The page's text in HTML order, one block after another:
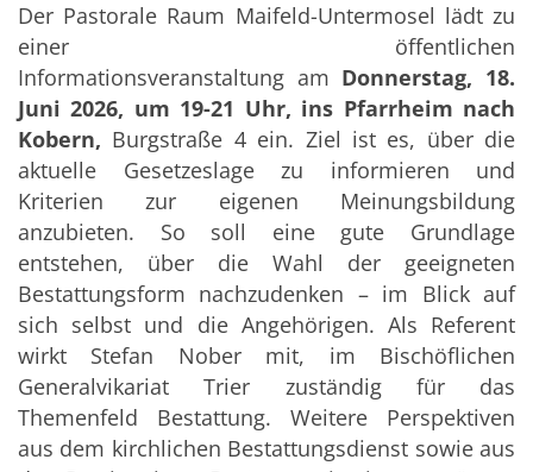
Der Pastorale Raum Maifeld-Untermosel lädt zu
einer öffentlichen
Informationsveranstaltung am Donnerstag, 18.
Juni 2026, um 19-21 Uhr, ins Pfarrheim nach
Kobern, Burgstraße 4 ein. Ziel ist es, über die
aktuelle Gesetzeslage zu informieren und
Kriterien zur eigenen Meinungsbildung
anzubieten. So soll eine gute Grundlage
entstehen, über die Wahl der geeigneten
Bestattungsform nachzudenken – im Blick auf
sich selbst und die Angehörigen. Als Referent
wirkt Stefan Nober mit, im Bischöflichen
Generalvikariat Trier zuständig für das
Themenfeld Bestattung. Weitere Perspektiven
aus dem kirchlichen Bestattungsdienst sowie aus